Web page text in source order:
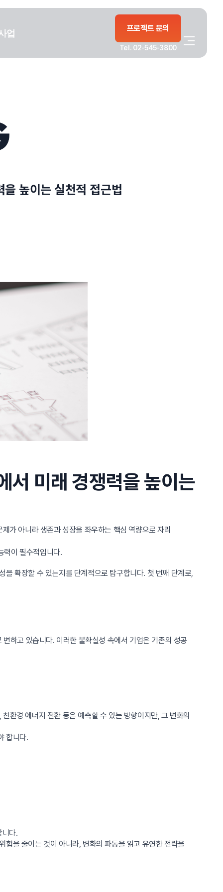
업 프로젝트 문의
Tel. 02-545-3800
높이는 실천적 접근법
서 미래 경쟁력을 높이는
가 아니라 생존과 성장을 좌우하는 핵심 역량으로 자리
력이 필수적입니다.
확장할 수 있는지를 단계적으로 탐구합니다. 첫 번째 단계로,
하고 있습니다. 이러한 불확실성 속에서 기업은 기존의 성공
환경 에너지 전환 등은 예측할 수 있는 방향이지만, 그 변화의
합니다.
니다.
을 줄이는 것이 아니라, 변화의 파동을 읽고 유연한 전략을